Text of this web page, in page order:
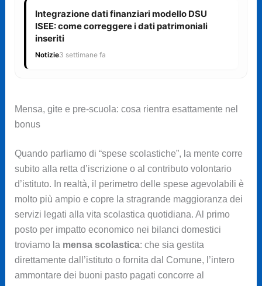
Integrazione dati finanziari modello DSU
ISEE: come correggere i dati patrimoniali
inseriti
Notizie3 settimane fa
Mensa, gite e pre-scuola: cosa rientra esattamente nel
bonus
Quando parliamo di “spese scolastiche”, la mente corre
subito alla retta d’iscrizione o al contributo volontario
d’istituto. In realtà, il perimetro delle spese agevolabili è
molto più ampio e copre la stragrande maggioranza dei
servizi legati alla vita scolastica quotidiana. Al primo
posto per impatto economico nei bilanci domestici
troviamo la mensa scolastica: che sia gestita
direttamente dall’istituto o fornita dal Comune, l’intero
ammontare dei buoni pasto pagati concorre al